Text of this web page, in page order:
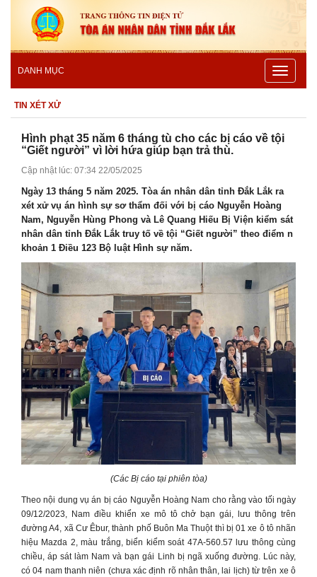
DANH MỤC
Toggle
TIN XÉT XỬ
Hình phạt 35 năm 6 tháng tù cho các bị cáo về tội
“Giết người” vì lời hứa giúp bạn trả thù.
Cập nhật lúc: 07:34 22/05/2025
Ngày 13 tháng 5 năm 2025. Tòa án nhân dân tỉnh Đắk Lắk ra
xét xử vụ án hình sự sơ thẩm đối với bị cáo Nguyễn Hoàng
Nam, Nguyễn Hùng Phong và Lê Quang Hiếu Bị Viện kiểm sát
nhân dân tỉnh Đắk Lắk truy tố về tội “Giết người” theo điểm n
khoản 1 Điều 123 Bộ luật Hình sự năm.
(Các Bị cáo tại phiên tòa)
Theo nội dung vụ án bị cáo Nguyễn Hoàng Nam cho rằng vào tối ngày
09/12/2023, Nam điều khiển xe mô tô chở bạn gái, lưu thông trên
đường A4, xã Cư Êbur, thành phố Buôn Ma Thuột thì bị 01 xe ô tô nhãn
hiệu Mazda 2, màu trắng, biển kiểm soát 47A-560.57 lưu thông cùng
chiều, áp sát làm Nam và bạn gái Linh bị ngã xuống đường. Lúc này,
có 04 nam thanh niên (chưa xác định rõ nhân thân, lai lịch) từ trên xe ô